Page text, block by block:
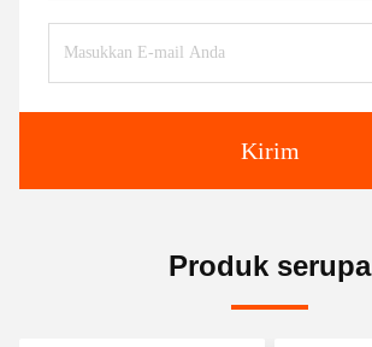
Kirim
Produk serupa